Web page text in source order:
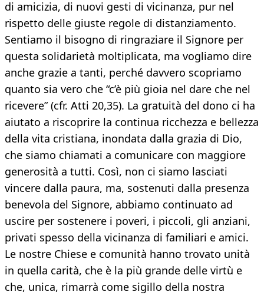
di amicizia, di nuovi gesti di vicinanza, pur nel
rispetto delle giuste regole di distanziamento.
Sentiamo il bisogno di ringraziare il Signore per
questa solidarietà moltiplicata, ma vogliamo dire
anche grazie a tanti, perché davvero scopriamo
quanto sia vero che “c’è più gioia nel dare che nel
ricevere” (cfr. Atti 20,35). La gratuità del dono ci ha
aiutato a riscoprire la continua ricchezza e bellezza
della vita cristiana, inondata dalla grazia di Dio,
che siamo chiamati a comunicare con maggiore
generosità a tutti. Così, non ci siamo lasciati
vincere dalla paura, ma, sostenuti dalla presenza
benevola del Signore, abbiamo continuato ad
uscire per sostenere i poveri, i piccoli, gli anziani,
privati spesso della vicinanza di familiari e amici.
Le nostre Chiese e comunità hanno trovato unità
in quella carità, che è la più grande delle virtù e
che, unica, rimarrà come sigillo della nostra